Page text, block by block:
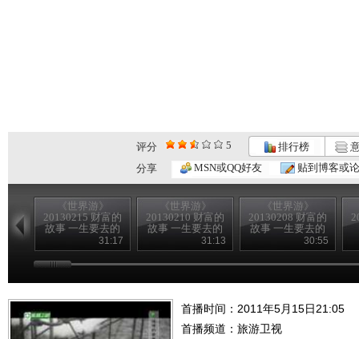
评分 5 排行榜
分享
MSN或QQ好友 贴到博客或
《世界游》
20130215 财富的
故事 一生要去的
31:17
《世界游》
20130210 财富的
故事 一生要去的
31:13
《世界游》
20130208 财富的
故事 一生要去的
30:55
首播时间：2011年5月15日21:05
首播频道： 旅游卫视